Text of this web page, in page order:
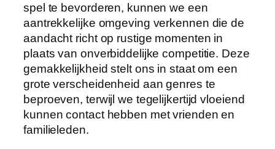
spel te bevorderen, kunnen we een
aantrekkelijke omgeving verkennen die de
aandacht richt op rustige momenten in
plaats van onverbiddelijke competitie. Deze
gemakkelijkheid stelt ons in staat om een
grote verscheidenheid aan genres te
beproeven, terwijl we tegelijkertijd vloeiend
kunnen contact hebben met vrienden en
familieleden.